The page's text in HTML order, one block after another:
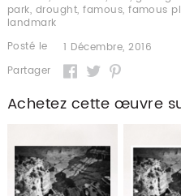
park, drought,famous,famous
landmark
Posté le
1 Décembre, 2016
Partager
Achetez cette œuvre